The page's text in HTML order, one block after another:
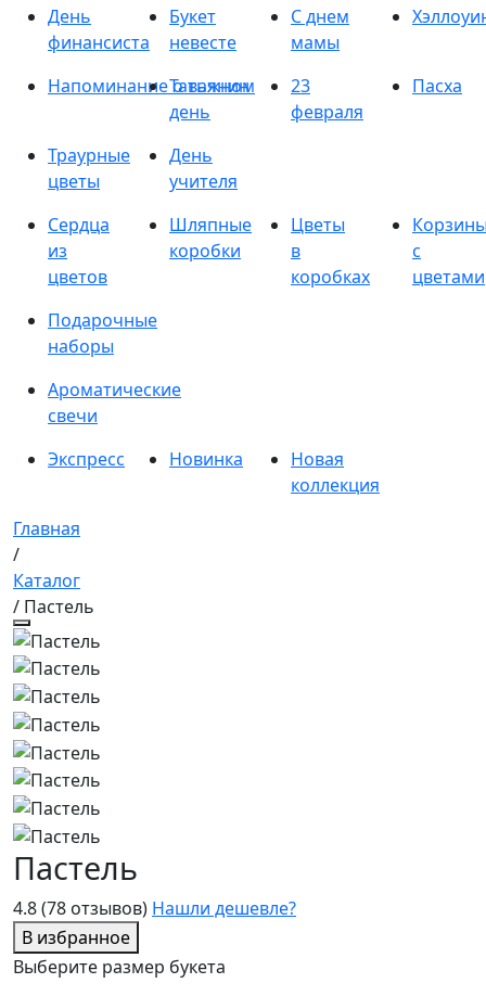
День
финансиста
Букет
невесте
С днем
мамы
Напоминание о важном
Татьянин
день
23
февраля
Пасха
Траурные
цветы
День
учителя
Сердца
из
цветов
Шляпные
коробки
Цветы
в
коробках
с
цветами
Подарочные
наборы
Ароматические
свечи
Экспресс
Новинка
Новая
коллекция
Главная
/
Каталог
/ Пастель
4.8(78 отзывов) Нашли дешевле?
В избранное
Пастель
Выберите размер букета